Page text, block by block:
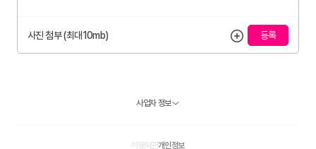
사진 첨부 (최대10mb)
사업자 정보
이용약관개인정보